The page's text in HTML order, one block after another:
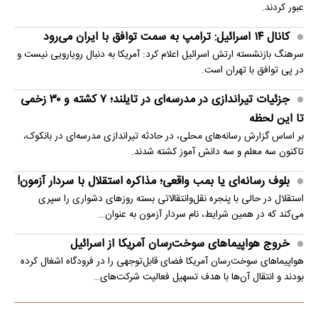
عبور کردند.
کانال ۱۴ اسرائیل: ترامپ به سمت توافق با ایران می‌رود
سرهنگ بازنشسته ارتش اسرائیل اعلام کرد: آمریکا به دنبال رویارویی نیست و
در پی توافق با تهران است.
جزئیات تیراندازی در مدرسه‌ای در تایلند؛ ۷ کشته و ۳۰ زخمی
تا این لحظه
بر اساس گزارش رسانه‌های محلی، در حادثه تیراندازی مدرسه‌ای در بانکوک،
تاکنون سه معلم و سه دانش آموز کشته شدند.
بلوف رسانه‌ای یا بمب واقعی؛ مذاکره استقلال با سردار آزمون!
استقلال در حالی با پنجره نقل‌وانتقالاتی بسته روزهای دشواری را سپری
می‌کند که در همین شرایط، نام سردار آزمون به عنوان…
خروج هواپیماهای سوخت‌رسان آمریکا از اسرائیل
هواپیماهای سوخت‌رسان آمریکا فضای قابل‌توجهی را در فرودگاه اشغال کرده
بودند و انتقال آن‌ها با هدف تسهیل فعالیت شرکت‌های…